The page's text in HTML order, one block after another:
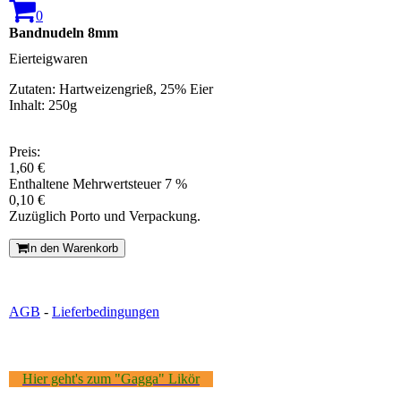
0
Bandnudeln 8mm
Eierteigwaren
Zutaten: Hartweizengrieß, 25% Eier
Inhalt: 250g
Preis:
1,60 €
Enthaltene Mehrwertsteuer 7 %
0,10 €
Zuzüglich Porto und Verpackung.
In den Warenkorb
AGB - Lieferbedingungen
Hier geht's zum "Gagga" Likör